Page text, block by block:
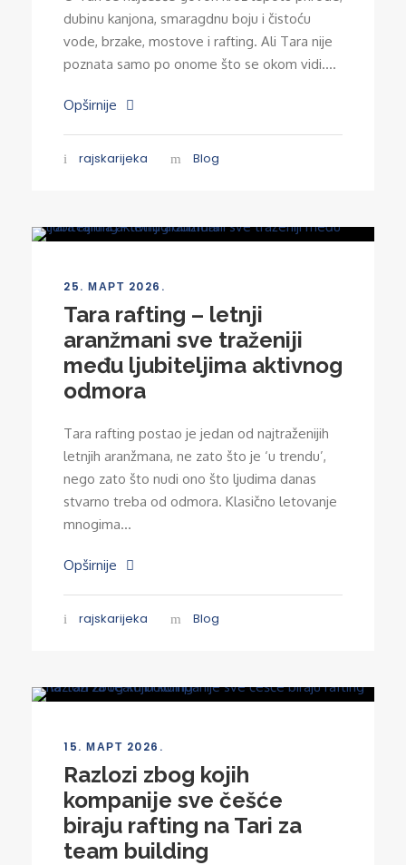
dubinu kanjona, smaragdnu boju i čistoću
vode, brzake, mostove i rafting. Ali Tara nije
poznata samo po onome što se okom vidi....
Opširnije
rajskarijeka Blog
25. МАРТ 2026.
Tara rafting – letnji
aranžmani sve traženiji
među ljubiteljima aktivnog
odmora
Tara rafting postao je jedan od najtraženijih
letnjih aranžmana, ne zato što je ‘u trendu’,
nego zato što nudi ono što ljudima danas
stvarno treba od odmora. Klasično letovanje
mnogima...
Opširnije
rajskarijeka Blog
15. МАРТ 2026.
Razlozi zbog kojih
kompanije sve češće
biraju rafting na Tari za
team building